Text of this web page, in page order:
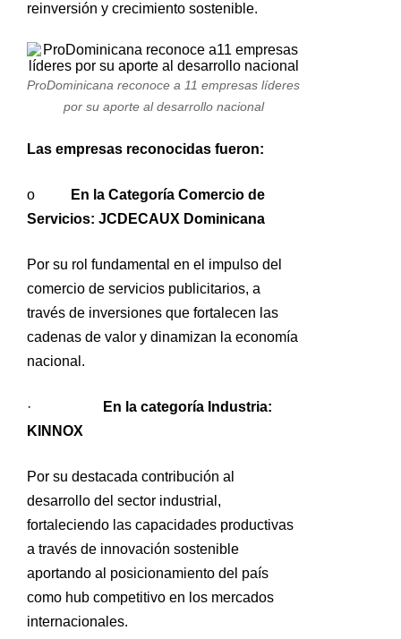
reinversión y crecimiento sostenible.
ProDominicana reconoce a 11 empresas líderes
por su aporte al desarrollo nacional
Las empresas reconocidas fueron:
o
En la Categoría Comercio de
Servicios: JCDECAUX Dominicana
Por su rol fundamental en el impulso del
comercio de servicios publicitarios, a
través de inversiones que fortalecen las
cadenas de valor y dinamizan la economía
nacional.
·
En la categoría Industria:
KINNOX
Por su destacada contribución al
desarrollo del sector industrial,
fortaleciendo las capacidades productivas
a través de innovación sostenible
aportando al posicionamiento del país
como hub competitivo en los mercados
internacionales.